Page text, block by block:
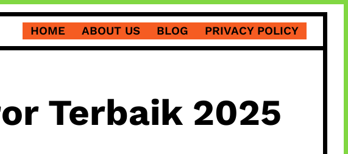
HOME ABOUT US BLOG PRIVACY POLICY
Terbaik 2025